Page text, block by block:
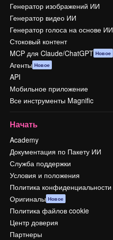
Генератор изображений ИИ
Генератор видео ИИ
Генератор голоса на основе ИИ
Стоковый контент
MCP для Claude/ChatGPT Новое
Агенты Новое
API
Мобильное приложение
Все инструменты Magnific
Начать
Academy
Документация по Пакету ИИ
Служба поддержки
Условия и положения
Политика конфиденциальности
Оригиналы Новое
Политика файлов cookie
Центр доверия
Партнеры